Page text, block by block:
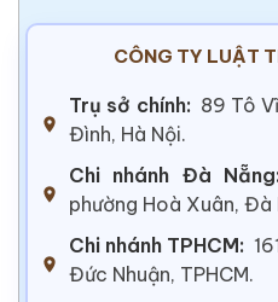
CÔNG TY LUẬT
Trụ sở chính: 89 Tô
Đình, Hà Nội.
Chi nhánh Đà Nẵng:
phường Hoà Xuân, Đà
Chi nhánh TPHCM:
Đức Nhuận, TPHCM.